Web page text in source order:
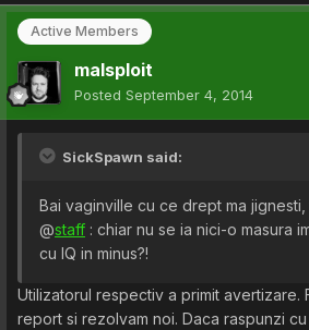
Active Members
malsploit
Posted September 4, 2014
SickSpawn said:
Bai vaginville cu ce drept ma
@staff : chiar nu se ia nici-o masura
cu IQ in minus?!
Utilizatorul respectiv a primit avertizare.
report si rezolvam noi. Daca raspunzi